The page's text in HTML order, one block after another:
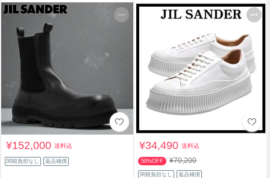
¥152,000送料込
関税負担なし 返品補償
¥34,490送料込
50%OFF ¥70,200
関税負担なし 返品補償